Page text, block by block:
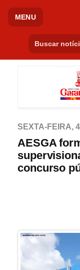
MENU
SEXTA-FEIRA,
AESGA
concurso